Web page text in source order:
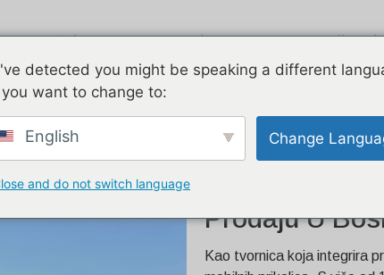
Zračni tok Pocinčano Dvije
prodaju u Bosni i
Mobilni
Prodaju U
Kao tvornica koja integrira
detected you might be speaking a different
you want to change to:
English Change
and do not switch language